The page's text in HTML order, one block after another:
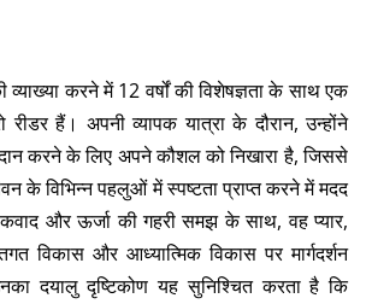
व्याख्या करने में 12 वर्षों की विशेषज्ञता के साथ एक
हैं। अपनी व्यापक यात्रा के दौरान, उन्होंने
करने के लिए अपने कौशल को निखारा है, जिससे
के विभिन्न पहलुओं में स्पष्टता प्राप्त करने में मदद
और ऊर्जा की गहरी समझ के साथ, वह प्यार,
विकास और आध्यात्मिक विकास पर मार्गदर्शन
दयालु दृष्टिकोण यह सुनिश्चित करता है कि